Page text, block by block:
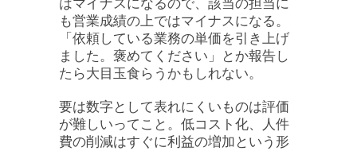
も営業成績の上ではマイナスになる。
「依頼している業務の単価を引き上げ
ました。褒めてください」とか報告し
たら大目玉食らうかもしれない。
要は数字として表れにくいものは評価
が難しいってこと。低コスト化、人件
費の削減はすぐに利益の増加という形